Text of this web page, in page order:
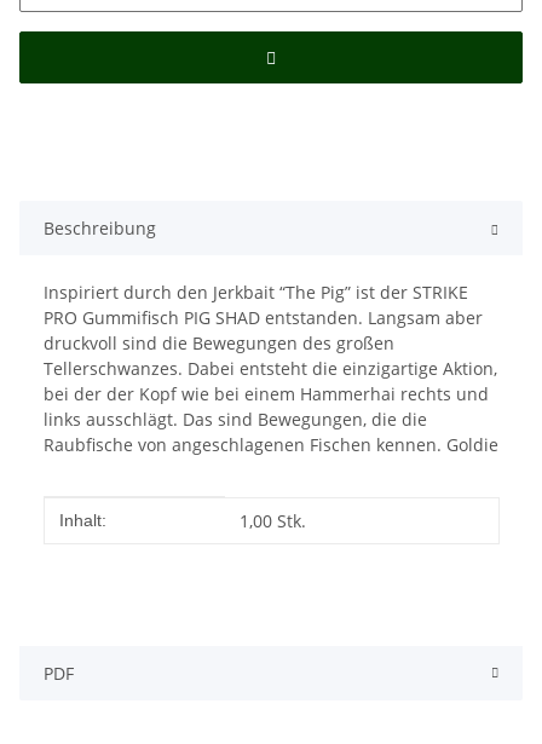
Beschreibung
Inspiriert durch den Jerkbait “The Pig” ist der STRIKE
PRO Gummifisch PIG SHAD entstanden. Langsam aber
druckvoll sind die Bewegungen des großen
Tellerschwanzes. Dabei entsteht die einzigartige Aktion,
bei der der Kopf wie bei einem Hammerhai rechts und
links ausschlägt. Das sind Bewegungen, die die
Raubfische von angeschlagenen Fischen kennen. Goldie
Produkteigenschaft
Wert
Inhalt: 1,00 Stk.
PDF